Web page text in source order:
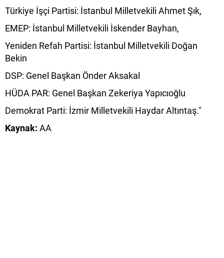
Türkiye İşçi Partisi: İstanbul Milletvekili Ahmet Şık,
EMEP: İstanbul Milletvekili İskender Bayhan,
Yeniden Refah Partisi: İstanbul Milletvekili Doğan
Bekin
DSP: Genel Başkan Önder Aksakal
HÜDA PAR: Genel Başkan Zekeriya Yapıcıoğlu
Demokrat Parti: İzmir Milletvekili Haydar Altıntaş."
Kaynak: AA